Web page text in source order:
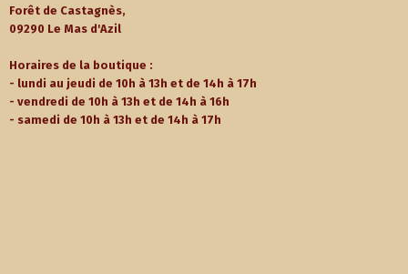
Forêt de Castagnès,
09290 Le Mas d'Azil
Horaires de la boutique :
- lundi au jeudi de 10h à 13h et de 14h à 17h
- vendredi de 10h à 13h et de 14h à 16h
- samedi de 10h à 13h et de 14h à 17h